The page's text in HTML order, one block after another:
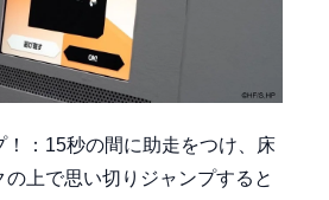
！：15秒の間に助走をつけ、床
上で思い切りジャンプすると